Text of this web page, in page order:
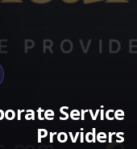
Service
Providers